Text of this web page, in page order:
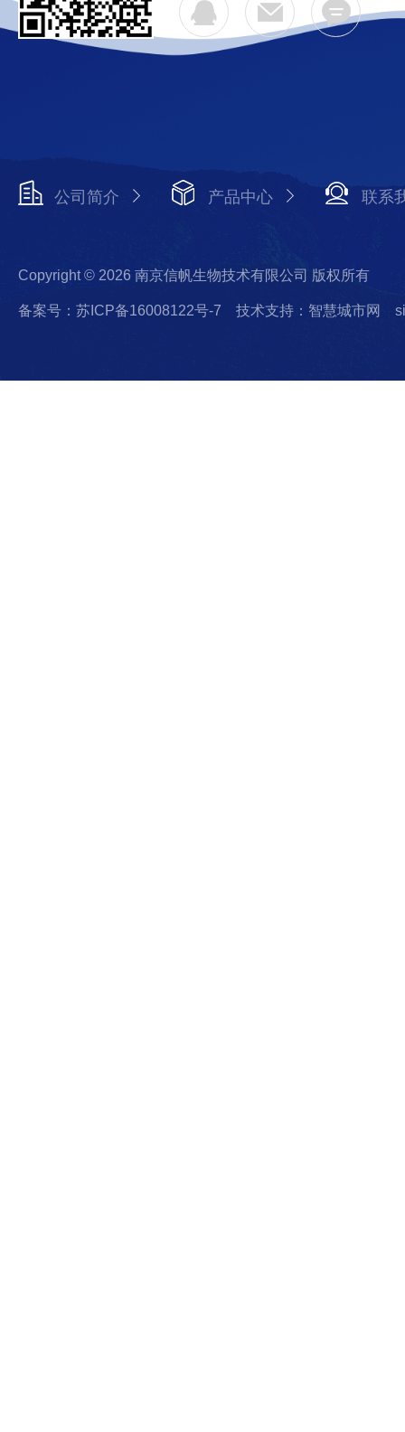
公司简介 产品中心 联系
Copyright © 2026 南京信帆生物技术有限公司 版权所有
备案号：苏ICP备16008122号-7 技术支持：智慧城市网